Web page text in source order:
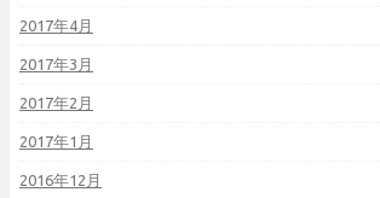
2017年4月
2017年3月
2017年2月
2017年1月
2016年12月